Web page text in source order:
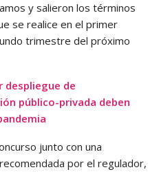
y salieron los términos
se realice en el primer
trimestre del próximo
despliegue de
público-privada deben
junto con una
por el regulador,